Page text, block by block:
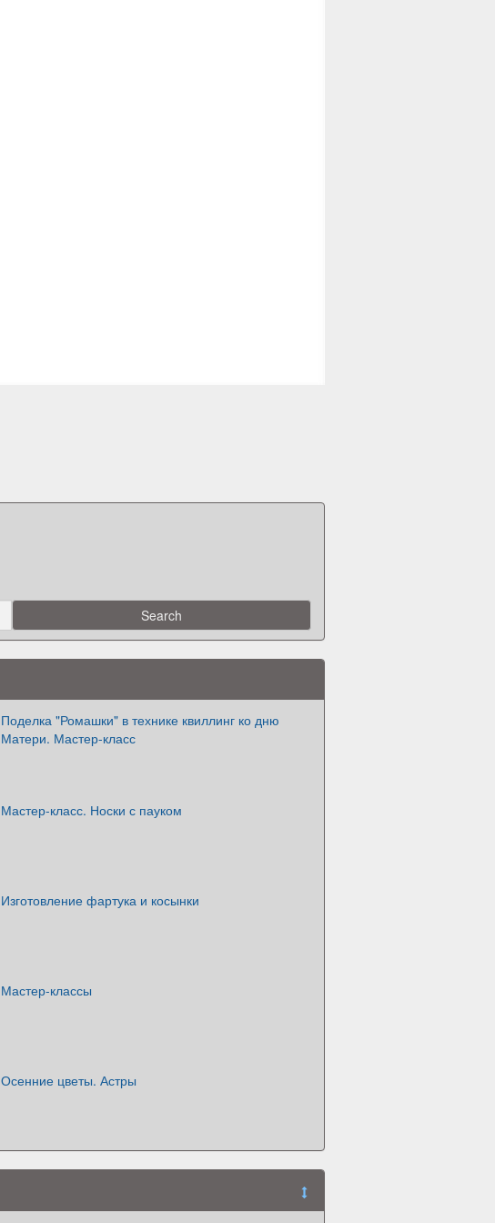
Поделка "Ромашки" в технике квиллинг ко дню
Матери. Мастер-класс
Мастер-класс. Носки с пауком
Изготовление фартука и косынки
Мастер-классы
Осенние цветы. Астры